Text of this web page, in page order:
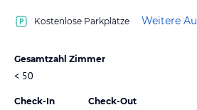
Kostenlose Parkplätze Weitere
Gesamtzahl Zimmer
< 50
Check-In Check-Out